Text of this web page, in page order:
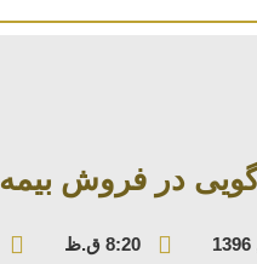
در فروش
8:20 ق.ظ